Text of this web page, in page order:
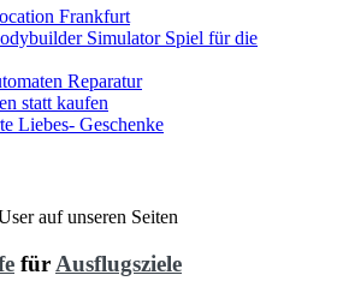
Frankfurt
Simulator Spiel für die
Reparatur
statt kaufen
Liebes- Geschenke
auf unseren Seiten
für Ausflugsziele